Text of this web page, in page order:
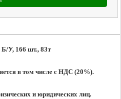
Б/У, 166 шт., 83т
в том числе с НДС (20%).
и юридических лиц.